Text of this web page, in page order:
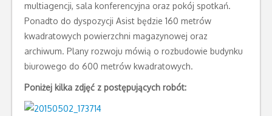
multiagencji, sala konferencyjna oraz pokój spotkań.
Ponadto do dyspozycji Asist będzie 160 metrów
kwadratowych powierzchni magazynowej oraz
archiwum. Plany rozwoju mówią o rozbudowie budynku
biurowego do 600 metrów kwadratowych.
Poniżej kilka zdjęć z postępujących robót: